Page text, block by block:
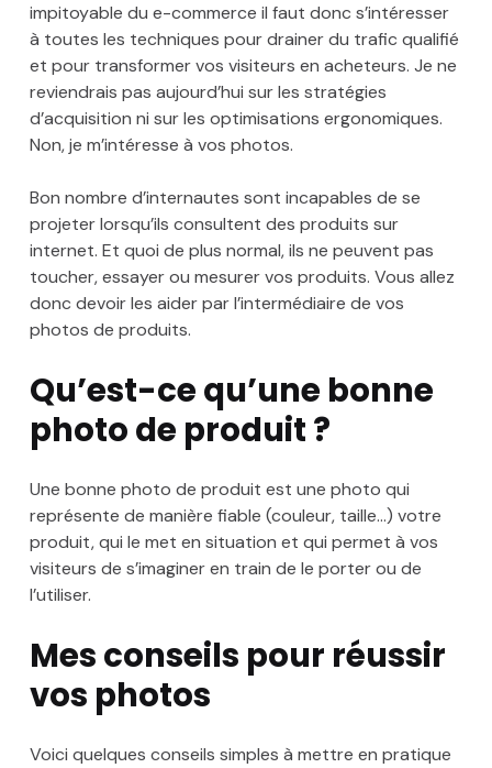
impitoyable du e-commerce il faut donc s’intéresser
à toutes les techniques pour drainer du trafic qualifié
et pour transformer vos visiteurs en acheteurs. Je ne
reviendrais pas aujourd’hui sur les stratégies
d’acquisition ni sur les optimisations ergonomiques.
Non, je m’intéresse à vos photos.
Bon nombre d’internautes sont incapables de se
projeter lorsqu’ils consultent des produits sur
internet. Et quoi de plus normal, ils ne peuvent pas
toucher, essayer ou mesurer vos produits. Vous allez
donc devoir les aider par l’intermédiaire de vos
photos de produits.
Qu’est-ce qu’une bonne
photo de produit ?
Une bonne photo de produit est une photo qui
représente de manière fiable (couleur, taille…) votre
produit, qui le met en situation et qui permet à vos
visiteurs de s’imaginer en train de le porter ou de
l’utiliser.
Mes conseils pour réussir
vos photos
Voici quelques conseils simples à mettre en pratique